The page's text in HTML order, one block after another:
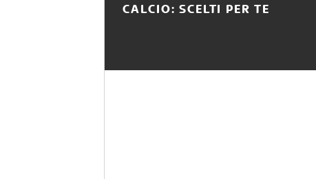
CALCIO: SCELTI PER TE